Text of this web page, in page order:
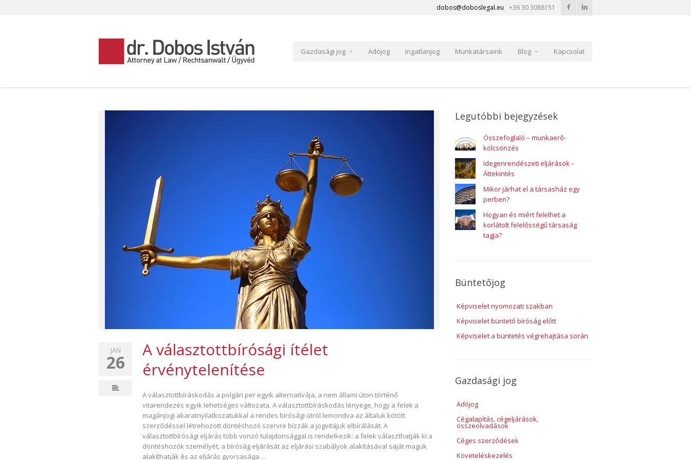
dobos@doboslegal.eu +36 30 3088151
Gazdasági jog Adójog Ingatlanjog Munkatársaink Blog Kapcsolat
A választottbírósági ítélet
érvénytelenítése
JAN
26
A választottbíráskodás a polgári per egyik alternatívája, a nem állami úton történő
vitarendezés egyik lehetséges változata. A választottbíráskodás lényege, hogy a felek a
magánjogi akaratnyilatkozatukkal a rendes bírósági útról lemondva az általuk kötött
szerződéssel létrehozott döntéshozó szervre bízzák a jogvitájuk elbírálását. A
választottbírósági eljárás több vonzó tulajdonsággal is rendelkezik: a felek választhatják ki a
döntéshozók személyét, a bíróság eljárását az eljárási szabályok alakításával saját maguk
alakíthatják és az eljárás gyorsasága…
Legutóbbi bejegyzések
Összefoglaló – munkaerő-
kölcsönzés
Idegenrendészeti eljárások –
Áttekintés
Mikor járhat el a társasház egy
perben?
Hogyan és miért felelhet a
korlátolt felelősségű társaság
tagja?
Büntetőjog
Képviselet nyomozati szakban
Képviselet büntető bíróság előtt
Képviselet a büntetés végrehajtása során
Gazdasági jog
Adójog
Cégalapítás, cégeljárások,
összeolvadások
Céges szerződések
Követeléskezelés